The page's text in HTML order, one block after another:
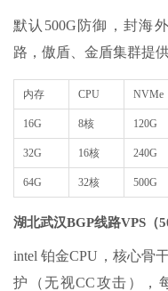
默认500G防御，封海
路，傲盾、金盾集群提
内存 CPU NVMe
16G 8核 120G
32G 16核 240G
64G 32核 500G
湖北武汉BGP线路VPS（
intel 铂金CPU，核心骨
护（无视CC攻击），